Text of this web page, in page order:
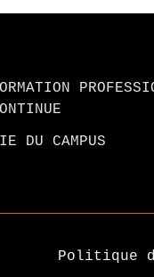
DU CAMPUS
Politique